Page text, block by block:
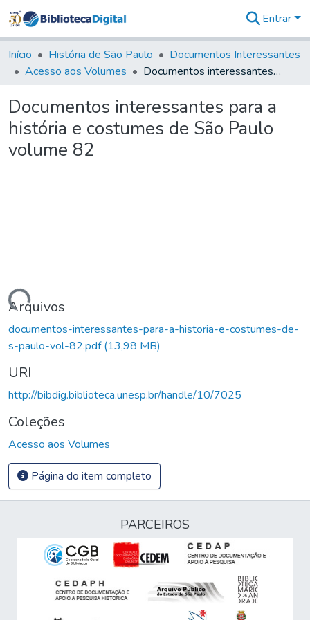
&
Coleções
Tudo na
Digital
Estatísticas
Entrar
Início História de São Paulo
Documentos Interessantes
Acesso aos Volumes
Documentos interessantes para a história e costumes de São Paulo volume 82
Documentos interessantes para a
história e costumes de São Paulo
volume 82
Carregando...
Arquivos
documentos-interessantes-para-a-historia-e-costumes-de-
s-paulo-vol-82.pdf(13,98 MB)
URI
http://bibdig.biblioteca.unesp.br/handle/10/7025
Coleções
Acesso aos Volumes
Página do item completo
PARCEIROS